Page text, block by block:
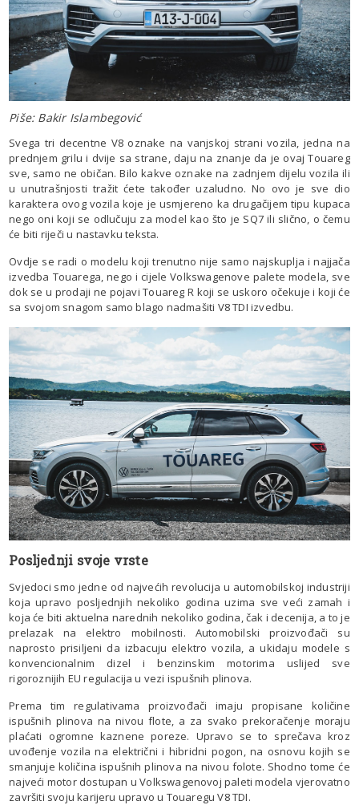
Piše: Bakir Islambegović
Svega tri decentne V8 oznake na vanjskoj strani vozila, jedna na
prednjem grilu i dvije sa strane, daju na znanje da je ovaj Touareg
sve, samo ne običan. Bilo kakve oznake na zadnjem dijelu vozila ili
u unutrašnjosti tražit ćete također uzaludno. No ovo je sve dio
karaktera ovog vozila koje je usmjereno ka drugačijem tipu kupaca
nego oni koji se odlučuju za model kao što je SQ7 ili slično, o čemu
će biti riječi u nastavku teksta.
Ovdje se radi o modelu koji trenutno nije samo najskuplja i najjača
izvedba Touarega, nego i cijele Volkswagenove palete modela, sve
dok se u prodaji ne pojavi Touareg R koji se uskoro očekuje i koji će
sa svojom snagom samo blago nadmašiti V8 TDI izvedbu.
Posljednji svoje vrste
Svjedoci smo jedne od najvećih revolucija u automobilskoj industriji
koja upravo posljednjih nekoliko godina uzima sve veći zamah i
koja će biti aktuelna narednih nekoliko godina, čak i decenija, a to je
prelazak na elektro mobilnosti. Automobilski proizvođači su
naprosto prisiljeni da izbacuju elektro vozila, a ukidaju modele s
konvencionalnim dizel i benzinskim motorima uslijed sve
rigoroznijih EU regulacija u vezi ispušnih plinova.
Prema tim regulativama proizvođači imaju propisane količine
ispušnih plinova na nivou flote, a za svako prekoračenje moraju
plaćati ogromne kaznene poreze. Upravo se to sprečava kroz
uvođenje vozila na električni i hibridni pogon, na osnovu kojih se
smanjuje količina ispušnih plinova na nivou folote. Shodno tome će
najveći motor dostupan u Volkswagenovoj paleti modela vjerovatno
završiti svoju karijeru upravo u Touaregu V8 TDI.